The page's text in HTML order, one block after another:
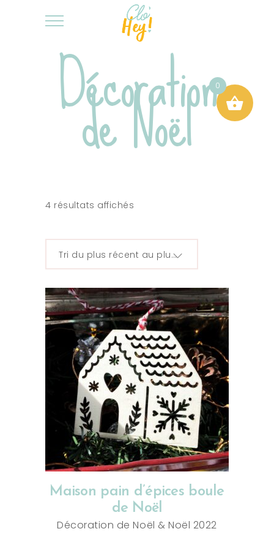
Décoration
de Noël
4 résultats affichés
Tri du plus récent au plus ancien
AJOUTER AU PANIER
Maison pain d’épices boule
de Noël
Décoration de Noël &Noël 2022
0